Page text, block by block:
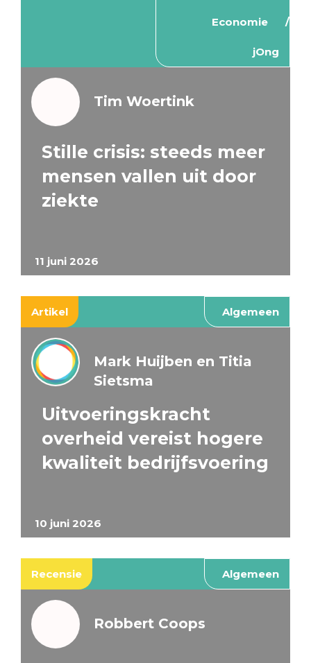
Economie
jOng
11 juni 2026
Tim Woertink
Stille crisis: steeds meer
mensen vallen uit door
ziekte
Artikel Algemeen
10 juni 2026
Mark Huijben en Titia
Sietsma
Uitvoeringskracht
overheid vereist hogere
kwaliteit bedrijfsvoering
Recensie Algemeen
Robbert Coops